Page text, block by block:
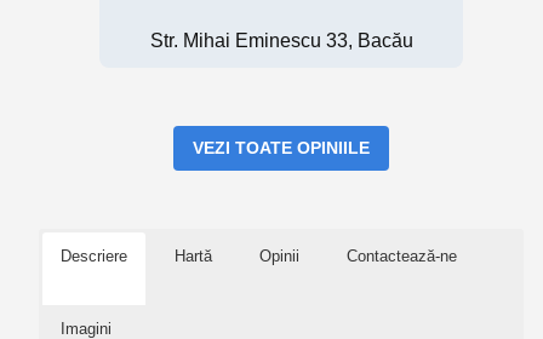
Str. Mihai Eminescu 33, Bacău
VEZI TOATE OPINIILE
Descriere Hartă Opinii Contactează-ne
Imagini